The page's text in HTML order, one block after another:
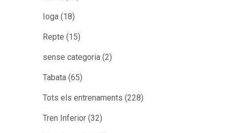
Ioga (18)
Repte (15)
sense categoria (2)
Tabata (65)
Tots els entrenaments (228)
Tren Inferior (32)